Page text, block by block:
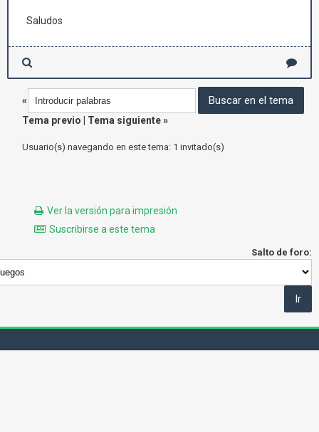
Saludos
«
Tema previo
Tema siguiente»
Usuario(s) navegando en este tema: 1 invitado(s)
Ver la versión para impresión
Suscribirse a este tema
Salto de foro: